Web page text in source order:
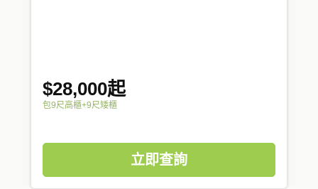
$28,000起
包9尺高櫃+9尺矮櫃
立即查詢